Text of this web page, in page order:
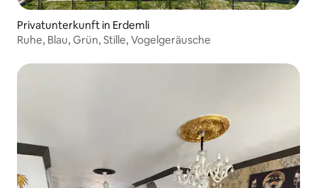
Privatunterkunft in Erdemli
Ruhe, Blau, Grün, Stille, Vogelgeräusche